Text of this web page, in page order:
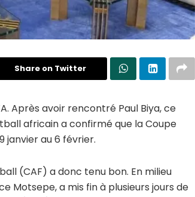
Share on Twitter
Après avoir rencontré Paul Biya, ce
africain a confirmé que la Coupe
janvier au 6 février.
(CAF) a donc tenu bon. En milieu
Motsepe, a mis fin à plusieurs jours de